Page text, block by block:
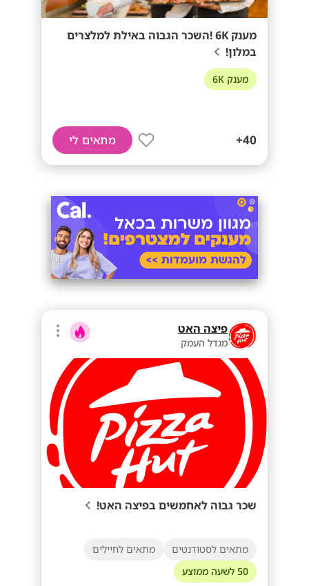
מענק 6K !השכר הגבוה באילת למלצרים
במלון!
מענק 6K
40+ מתאים לי
פיצה האט
מגדל העמק
שכר גבוה לאחמשים בפיצה האט!
מתאים לסטודנטים
מתאים לחיילים
50 לשעה ממוצע